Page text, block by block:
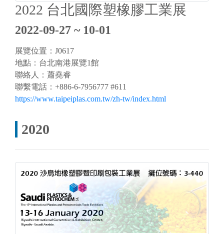
2022 台北國際塑橡膠工業展
2022-09-27 ~ 10-01
展覽位置：J0617
地點：台北南港展覽1館
聯絡人：蕭堯睿
聯繫電話：+886-6-7956777 #611
https://www.taipeiplas.com.tw/zh-tw/index.html
2020